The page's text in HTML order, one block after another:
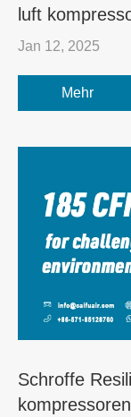
luft
Jan 12, 2025
Mehr
Schroffe